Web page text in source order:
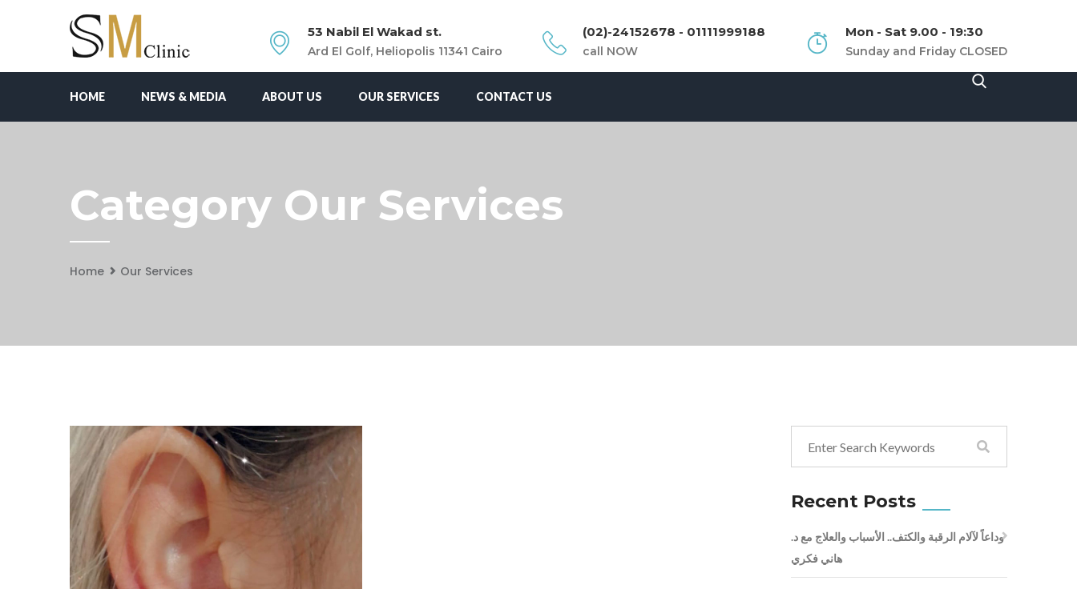
53 Nabil El Wakad st.
Ard El Golf, Heliopolis 11341 Cairo
(02)-24152678 - 01111999188
call NOW
Mon - Sat 9.00 - 19:30
Sunday and Friday CLOSED
HOME NEWS & MEDIA ABOUT US OUR SERVICES CONTACT US
Category Our Services
Home Our Services
Recent Posts
وداعاً لآلام الرقبة والكتف.. الأسباب والعلاج مع د.
هاني فكري